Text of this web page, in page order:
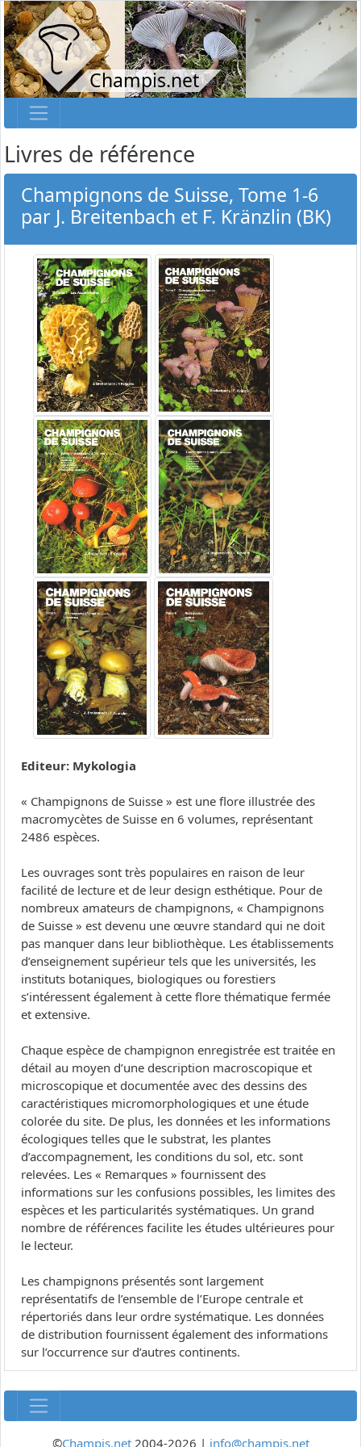
Champis.net
Livres de référence
Champignons de Suisse, Tome 1-6
par J. Breitenbach et F. Kränzlin (BK)
Editeur: Mykologia
« Champignons de Suisse » est une flore illustrée des
macromycètes de Suisse en 6 volumes, représentant
2486 espèces.
Les ouvrages sont très populaires en raison de leur
facilité de lecture et de leur design esthétique. Pour de
nombreux amateurs de champignons, « Champignons
de Suisse » est devenu une œuvre standard qui ne doit
pas manquer dans leur bibliothèque. Les établissements
d’enseignement supérieur tels que les universités, les
instituts botaniques, biologiques ou forestiers
s’intéressent également à cette flore thématique fermée
et extensive.
Chaque espèce de champignon enregistrée est traitée en
détail au moyen d’une description macroscopique et
microscopique et documentée avec des dessins des
caractéristiques micromorphologiques et une étude
colorée du site. De plus, les données et les informations
écologiques telles que le substrat, les plantes
d’accompagnement, les conditions du sol, etc. sont
relevées. Les « Remarques » fournissent des
informations sur les confusions possibles, les limites des
espèces et les particularités systématiques. Un grand
nombre de références facilite les études ultérieures pour
le lecteur.
Les champignons présentés sont largement
représentatifs de l’ensemble de l’Europe centrale et
répertoriés dans leur ordre systématique. Les données
de distribution fournissent également des informations
sur l’occurrence sur d’autres continents.
©Champis.net2004-2026 | info@champis.net